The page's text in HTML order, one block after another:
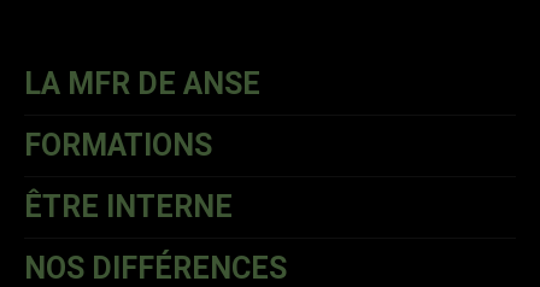
LA MFR DE ANSE
FORMATIONS
ÊTRE INTERNE
NOS DIFFÉRENCES